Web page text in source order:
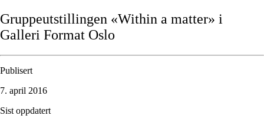
Gruppeutstillingen «Within a matter» i
Galleri Format Oslo
Publisert
7. april 2016
Sist oppdatert